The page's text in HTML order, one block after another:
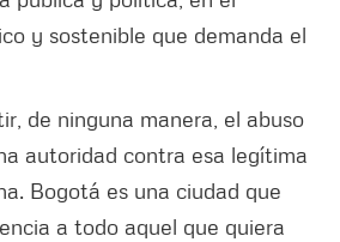
y sostenible que demanda el
de ninguna manera, el abuso
autoridad contra esa legítima
Bogotá es una ciudad que
a todo aquel que quiera